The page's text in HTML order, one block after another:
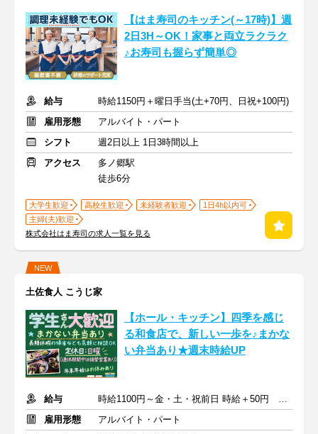
【はま寿司のキッチン(～17時)】週
2日3H～OK！家事と両立ラクラク
♪お寿司も握らず簡単◎
給与
時給1150円＋曜日手当(土+70円、日祝+100円)
雇用形態
アルバイト・パート
シフト
週2日以上 1日3時間以上
アクセス
多ノ郷駅
徒歩6分
大学生歓迎 高校生歓迎 未経験者歓迎
1日4h以内可
主婦(夫)歓迎
株式会社はま寿司の求人一覧を見る
NEW
土佐食人 こうじ家
【ホール・キッチン】四季を感じ
る和食店で、新しい一歩を♪まかな
い弁当あり★週末時給UP
給与
時給1100円～金・土・祝前日 時給＋50円 ※22時～時給1375円～
雇用形態
アルバイト・パート